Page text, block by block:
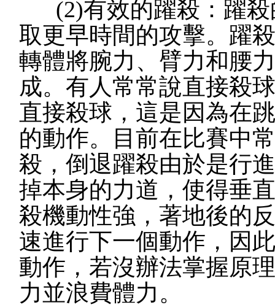
(2)有效的躍殺：躍殺
取更早時間的攻擊。躍
轉體將腕力、臂力和腰
成。有人常常說直接殺
直接殺球，這是因為在
的動作。目前在比賽中
殺，倒退躍殺由於是行
掉本身的力道，使得垂
殺機動性強，著地後的
速進行下一個動作，因
動作，若沒辦法掌握原
力並浪費體力。